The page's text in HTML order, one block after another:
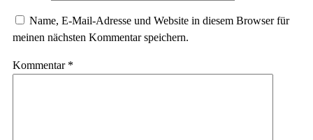
Name, E-Mail-Adresse und Website in diesem Browser für
meinen nächsten Kommentar speichern.
Kommentar *